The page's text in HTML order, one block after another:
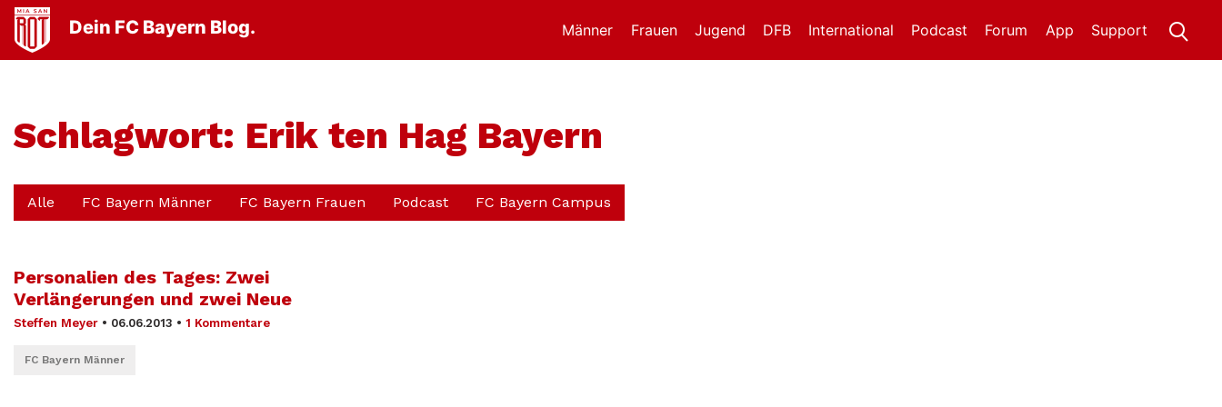
Dein FC Bayern Blog. Männer Frauen Jugend DFB International Support
App
Forum
Podcast
Schlagwort: Erik ten Hag Bayern
Alle FC Bayern Männer FC Bayern Frauen Podcast FC Bayern Campus
Personalien des Tages: Zwei
Verlängerungen und zwei Neue
Steffen Meyer • 06.06.2013 • 1 Kommentare
FC Bayern Männer